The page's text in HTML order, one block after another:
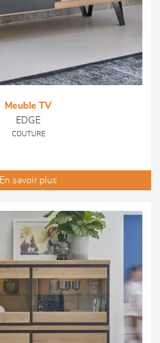
Meuble TV
EDGE
COUTURE
En savoir plus